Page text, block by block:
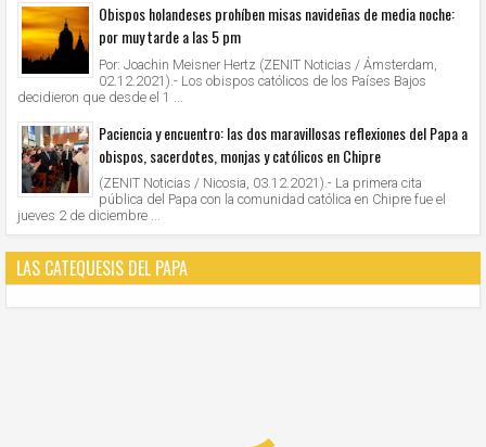
Obispos holandeses prohíben misas navideñas de media noche:
por muy tarde a las 5 pm
Por: Joachin Meisner Hertz (ZENIT Noticias / Ámsterdam,
02.12.2021).- Los obispos católicos de los Países Bajos
decidieron que desde el 1 ...
Paciencia y encuentro: las dos maravillosas reflexiones del Papa a
obispos, sacerdotes, monjas y católicos en Chipre
(ZENIT Noticias / Nicosia, 03.12.2021).- La primera cita
pública del Papa con la comunidad católica en Chipre fue el
jueves 2 de diciembre ...
LAS CATEQUESIS DEL PAPA